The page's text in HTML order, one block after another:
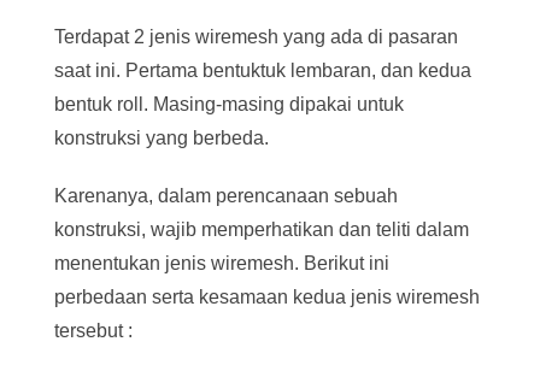
Terdapat 2 jenis wiremesh yang ada di pasaran
saat ini. Pertama bentuktuk lembaran, dan kedua
bentuk roll. Masing-masing dipakai untuk
konstruksi yang berbeda.
Karenanya, dalam perencanaan sebuah
konstruksi, wajib memperhatikan dan teliti dalam
menentukan jenis wiremesh. Berikut ini
perbedaan serta kesamaan kedua jenis wiremesh
tersebut :